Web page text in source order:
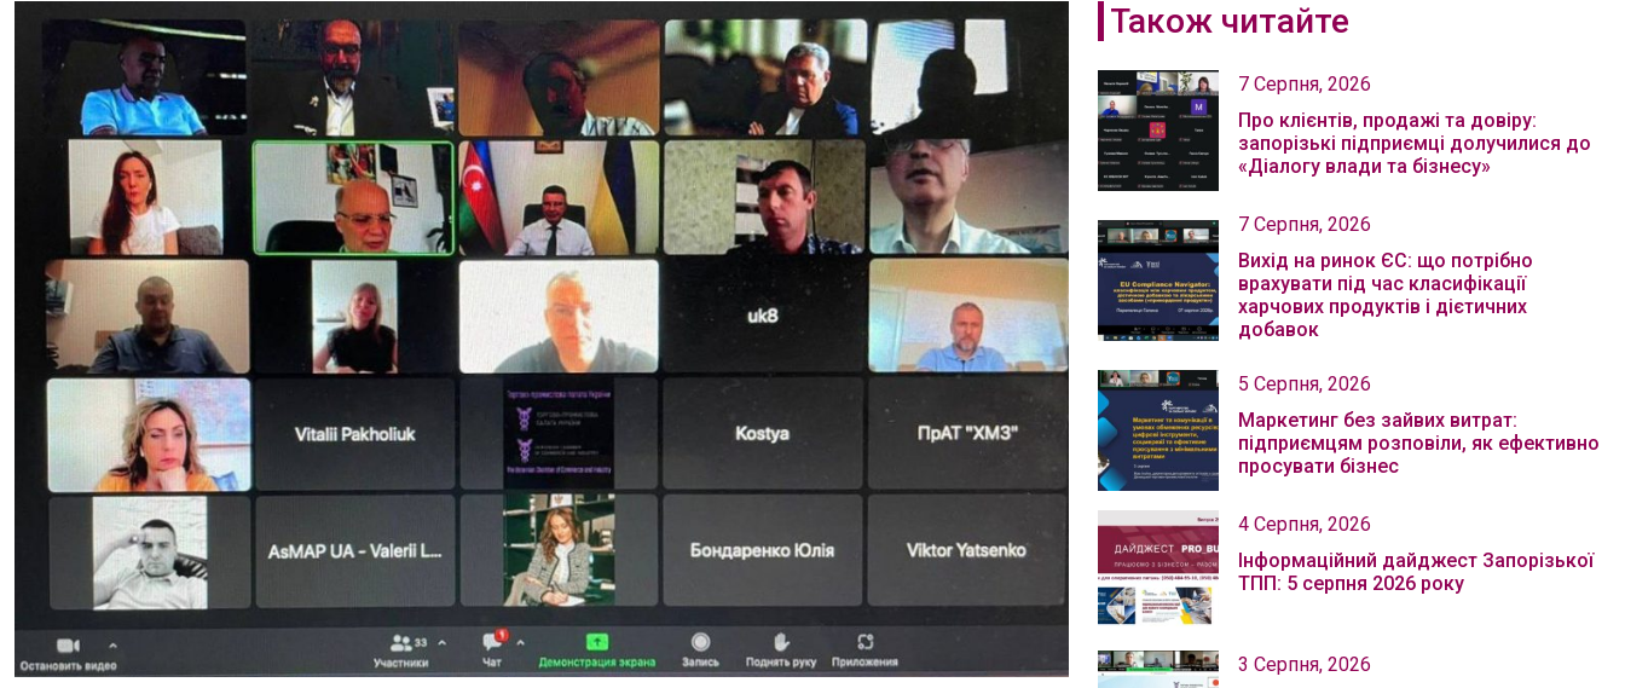
Також читайте
7 Серпня, 2026
Про клієнтів, продажі та довіру:
запорізькі підприємці долучилися до
«Діалогу влади та бізнесу»
7 Серпня, 2026
Вихід на ринок ЄС: що потрібно
врахувати під час класифікації
харчових продуктів і дієтичних
добавок
5 Серпня, 2026
Маркетинг без зайвих витрат:
підприємцям розповіли, як ефективно
просувати бізнес
4 Серпня, 2026
Інформаційний дайджест Запорізької
ТПП: 5 серпня 2026 року
3 Серпня, 2026